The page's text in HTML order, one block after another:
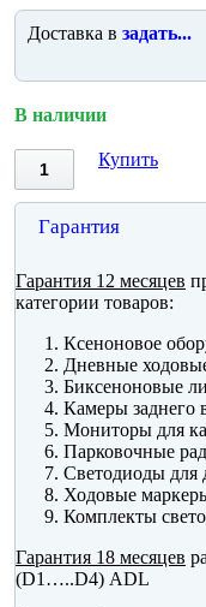
Доставка в задать...
В наличии
Купить
Гарантия
Гарантия 12 месяцев
категории товаров:
Ксеноновое
Дневные
Биксеноновые
Камеры заднего
Мониторы для
Парковочные
Светодиоды для
Ходовые
Комплекты
Гарантия 18 месяцев
(D1…..D4) ADL